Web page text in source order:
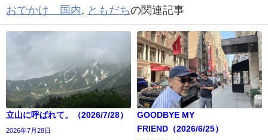
おでかけ 国内, ともだちの関連記事
立山に呼ばれて。（2026/7/28）
2026年7月28日
GOODBYE MY
FRIEND（2026/6/25）